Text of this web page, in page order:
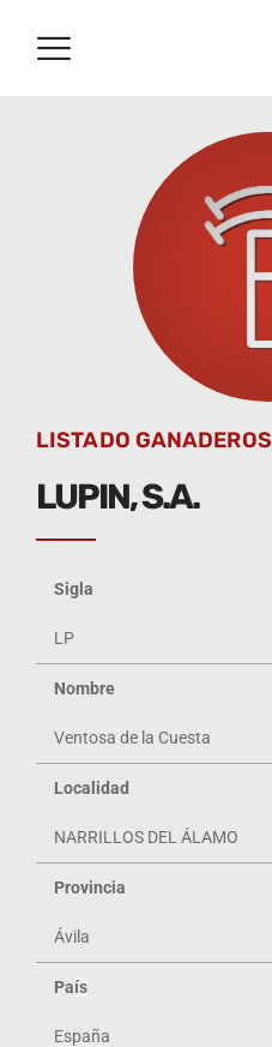
LISTADO GANADEROS
LUPIN, S.A.
Sigla
LP
Nombre
Ventosa de la Cuesta
Localidad
NARRILLOS DEL ÁLAMO
Provincia
Ávila
País
España